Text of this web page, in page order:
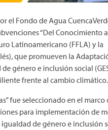
el Fondo de Agua
“Del Conocimiento
Latinoamericano (FFLA) y la
que promueven la
género e inclusión social
frente al cambio climático.
fue seleccionado en el marco
para implementación de
de género e inclusión